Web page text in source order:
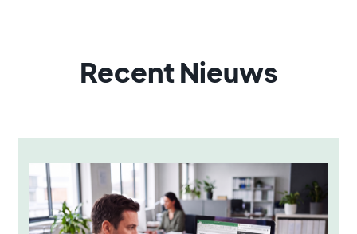
Recent Nieuws